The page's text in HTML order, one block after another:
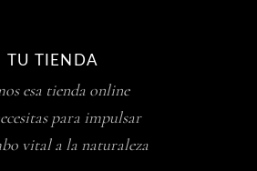
TU TIENDA
esa tienda online
para impulsar
vital a la naturaleza